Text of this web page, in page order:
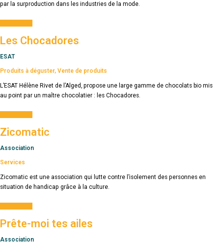
par la surproduction dans les industries de la mode.
Les Chocadores
ESAT
Produits à déguster, Vente de produits
L’ESAT Hélène Rivet de l’Alged, propose une large gamme de chocolats bio mis
au point par un maître chocolatier : les Chocadores.
Zicomatic
Association
Services
Zicomatic est une association qui lutte contre l’isolement des personnes en
situation de handicap grâce à la culture.
Prête-moi tes ailes
Association